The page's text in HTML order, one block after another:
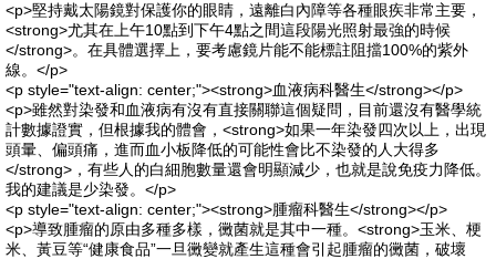
<p>堅持戴太陽鏡對保護你的眼睛，遠離白內障等各種眼疾非常主要，
<strong>尤其在上午10點到下午4點之間這段陽光照射最強的時候
</strong>。在具體選擇上，要考慮鏡片能不能標註阻擋100%的紫外
線。</p>
<p style="text-align: center;"><strong>血液病科醫生</strong></p>
<p>雖然對染發和血液病有沒有直接關聯這個疑問，目前還沒有醫學統
計數據證實，但根據我的體會，<strong>如果一年染發四次以上，出現
頭暈、偏頭痛，進而血小板降低的可能性會比不染發的人大得多
</strong>，有些人的白細胞數量還會明顯減少，也就是說免疫力降低。
我的建議是少染發。</p>
<p style="text-align: center;"><strong>腫瘤科醫生</strong></p>
<p>導致腫瘤的原由多種多樣，黴菌就是其中一種。<strong>玉米、梗
米、黃豆等“健康食品”一旦黴變就產生這種會引起腫瘤的黴菌，破壞